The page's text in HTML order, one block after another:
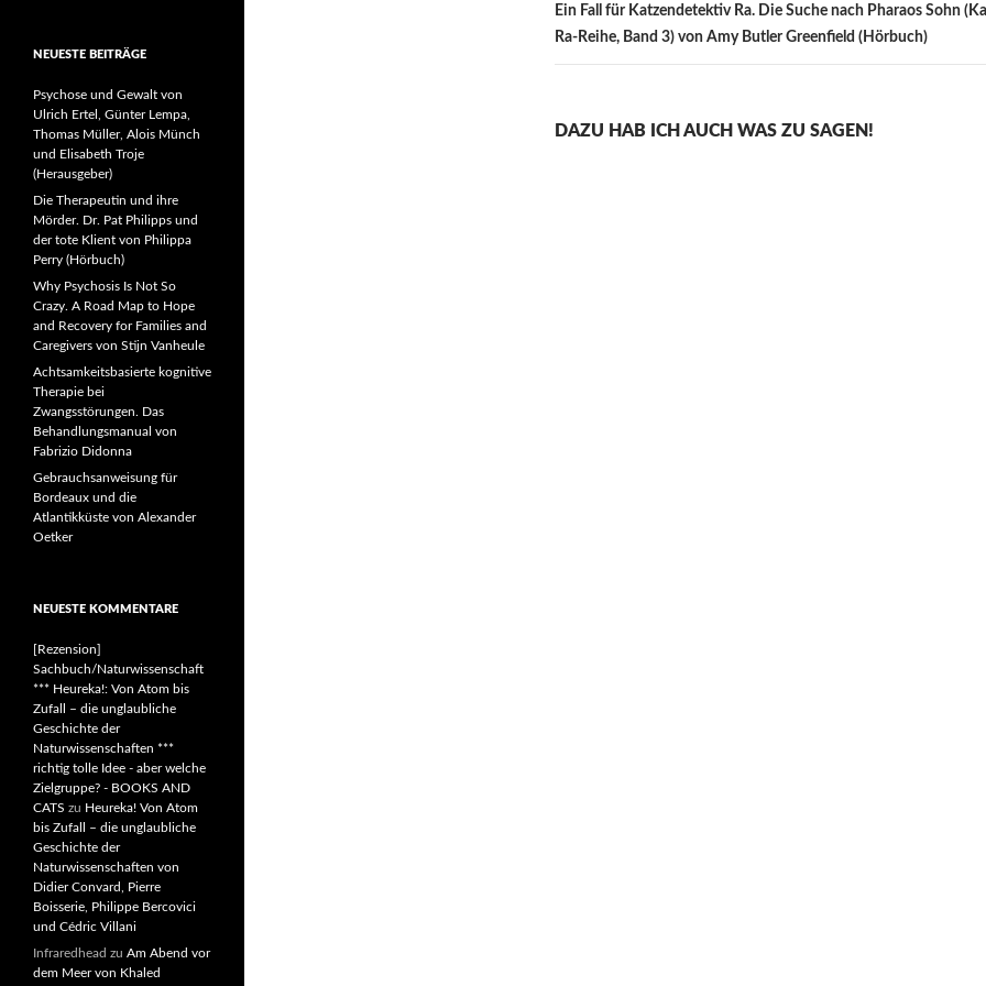
Ein Fall für Katzendetektiv Ra. Die Suche nach Pharaos Sohn
Ra-Reihe, Band 3) von Amy Butler Greenfield (Hörbuch)
DAZU HAB ICH AUCH WAS ZU SAGEN!
NEUESTE BEITRÄGE
Psychose und Gewalt von
Ulrich Ertel, Günter Lempa,
Thomas Müller, Alois Münch
und Elisabeth Troje
(Herausgeber)
Die Therapeutin und ihre
Mörder. Dr. Pat Philipps und
der tote Klient von Philippa
Perry (Hörbuch)
Why Psychosis Is Not So
Crazy. A Road Map to Hope
and Recovery for Families and
Caregivers von Stijn Vanheule
Achtsamkeitsbasierte kognitive
Therapie bei
Zwangsstörungen. Das
Behandlungsmanual von
Fabrizio Didonna
Gebrauchsanweisung für
Bordeaux und die
Atlantikküste von Alexander
Oetker
NEUESTE KOMMENTARE
[Rezension]
Sachbuch/Naturwissenschaft
*** Heureka!: Von Atom bis
Zufall – die unglaubliche
Geschichte der
Naturwissenschaften ***
richtig tolle Idee - aber welche
Zielgruppe? - BOOKS AND
CATS zu Heureka! Von Atom
bis Zufall – die unglaubliche
Geschichte der
Naturwissenschaften von
Didier Convard, Pierre
Boisserie, Philippe Bercovici
und Cédric Villani
Infraredhead zu Am Abend vor
dem Meer von Khaled